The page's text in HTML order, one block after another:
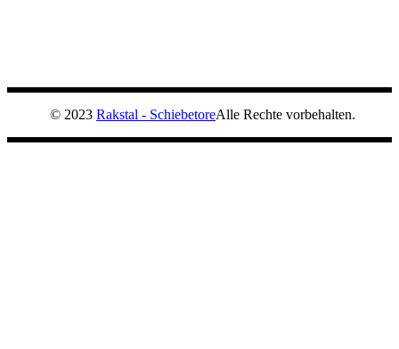
© 2023 Rakstal - SchiebetoreAlle Rechte vorbehalten.